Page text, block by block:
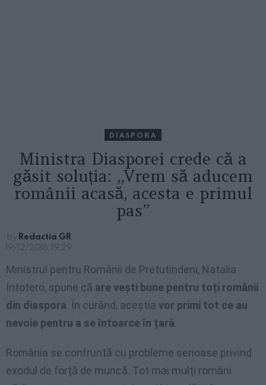
DIASPORA
Ministra Diasporei crede că a
găsit soluția: „Vrem să aducem
românii acasă, acesta e primul
pas”
by Redactia GR
19/12/2018, 19:29
Ministrul pentru Românii de Pretutindeni, Natalia
Intotero, spune că are vești bune pentru toți românii
din diaspora. În curând, aceștia vor primi tot ce au
nevoie pentru a se întoarce în țară.
România se confruntă cu probleme serioase privind
exodul de forță de muncă. Tot mai mulți români